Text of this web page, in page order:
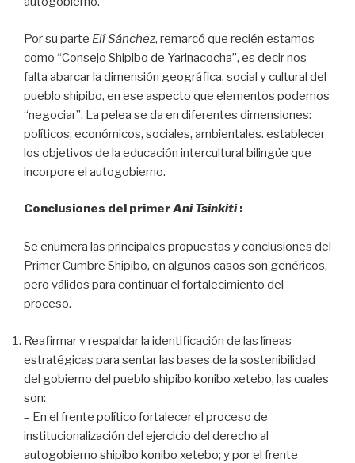
Por su parte Elí Sánchez, remarcó que recién estamos
como “Consejo Shipibo de Yarinacocha”, es decir nos
falta abarcar la dimensión geográfica, social y cultural del
pueblo shipibo, en ese aspecto que elementos podemos
“negociar”. La pelea se da en diferentes dimensiones:
políticos, económicos, sociales, ambientales. establecer
los objetivos de la educación intercultural bilingüe que
incorpore el autogobierno.
Conclusiones del primerAni Tsinkiti:
Se enumera las principales propuestas y conclusiones del
Primer Cumbre Shipibo, en algunos casos son genéricos,
pero válidos para continuar el fortalecimiento del
proceso.
Reafirmar y respaldar la identificación de las líneas
estratégicas para sentar las bases de la sostenibilidad
del gobierno del pueblo shipibo konibo xetebo, las cuales
son:
– En el frente político fortalecer el proceso de
institucionalización del ejercicio del derecho al
autogobierno shipibo konibo xetebo; y por el frente